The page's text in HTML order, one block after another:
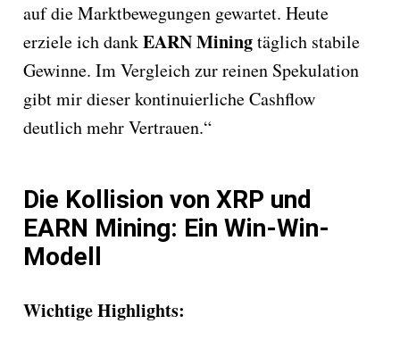
auf die Marktbewegungen gewartet. Heute
erziele ich dankEARN Miningtäglich stabile
Gewinne. Im Vergleich zur reinen Spekulation
gibt mir dieser kontinuierliche Cashflow
deutlich mehr Vertrauen.“
Die Kollision von XRP und
EARN Mining: Ein Win-Win-
Modell
Wichtige Highlights: